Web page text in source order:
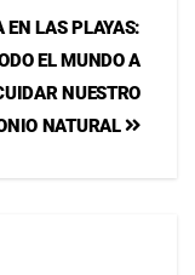
EN LAS PLAYAS:
EL MUNDO A
NUESTRO
NATURAL